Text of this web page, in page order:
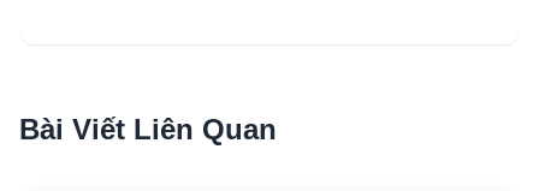
Bài Viết Liên Quan